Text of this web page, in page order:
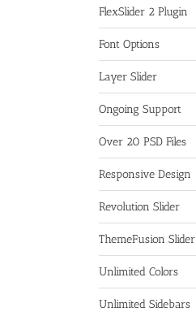
FlexSlider 2 Plugin
Font Options
Layer Slider
Ongoing Support
Over 20 PSD Files
Responsive Design
Revolution Slider
ThemeFusion Slider
Unlimited Colors
Unlimited Sidebars